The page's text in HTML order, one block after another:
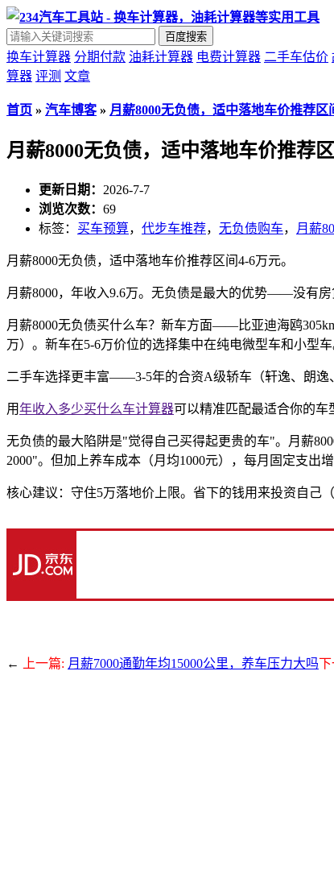
百度搜索
换车计算器 分期付款 油耗计算器 电费计算器 二手车估价
算器 评测 文章
首页 » 汽车博客» 月薪8000无负债，适中落地车价推荐区
月薪8000无负债，适中落地车价推荐
更新日期： 2026-7-7
浏览次数： 69
标签： 买车预算， 代步车推荐， 无负债购车， 月薪
月薪8000无负债，适中落地车价推荐区间4-6万元。
月薪8000，年收入9.6万。无负债是最大的优势——没有房
月薪8000无负债买什么车？新车方面——比亚迪海鸥
万）。新车在5-6万价位的选择集中在纯电微型车和小型车
二手车选择更丰富——3-5年的合资A级轿车（轩逸、朗逸
用年收入多少买什么车计算器可以精准匹配最适合你的车
无负债的最大陷阱是"觉得自己买得起更贵的车"。月薪
2000"。但加上养车成本（月均1000元），每月固定支出
核心建议：守住5万落地价上限。省下的钱用来投资自己
← 上一篇: 月薪7000通勤年均15000公里，养车压力大吗下